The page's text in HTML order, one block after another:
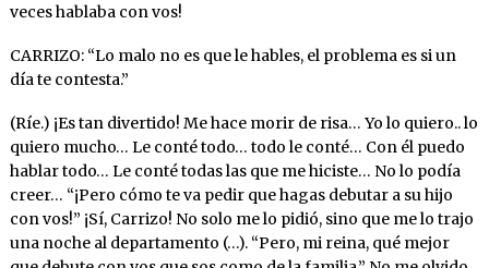
veces hablaba con vos!
CARRIZO: “Lo malo no es que le hables, el problema es si un
día te contesta.”
(Ríe.) ¡Es tan divertido! Me hace morir de risa… Yo lo quiero.. lo
quiero mucho… Le conté todo… todo le conté… Con él puedo
hablar todo… Le conté todas las que me hiciste… No lo podía
creer… “¡Pero cómo te va pedir que hagas debutar a su hijo
con vos!” ¡Sí, Carrizo! No solo me lo pidió, sino que me lo trajo
una noche al departamento (…). “Pero, mi reina, qué mejor